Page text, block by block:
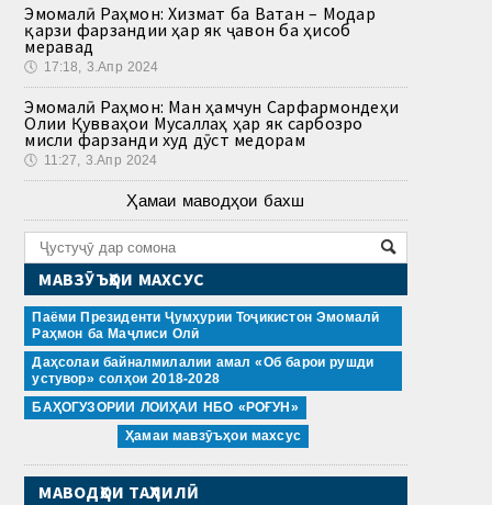
Эмомалӣ Раҳмон: Хизмат ба Ватан – Модар
қарзи фарзандии ҳар як ҷавон ба ҳисоб
меравад
🕔 17:18, 3.Апр 2024
Эмомалӣ Раҳмон: Ман ҳамчун Сарфармондеҳи
Олии Қувваҳои Мусаллаҳ ҳар як сарбозро
мисли фарзанди худ дӯст медорам
🕔 11:27, 3.Апр 2024
Ҳамаи маводҳои бахш
МАВЗӮЪҲОИ МАХСУС
Паёми Президенти Ҷумҳурии Тоҷикистон Эмомалӣ
Раҳмон ба Маҷлиси Олӣ
Даҳсолаи байналмилалии амал «Об барои рушди
устувор» солҳои 2018-2028
БАҲОГУЗОРИИ ЛОИҲАИ НБО «РОҒУН»
Ҳамаи мавзӯъҳои махсус
МАВОДҲОИ ТАҲЛИЛӢ